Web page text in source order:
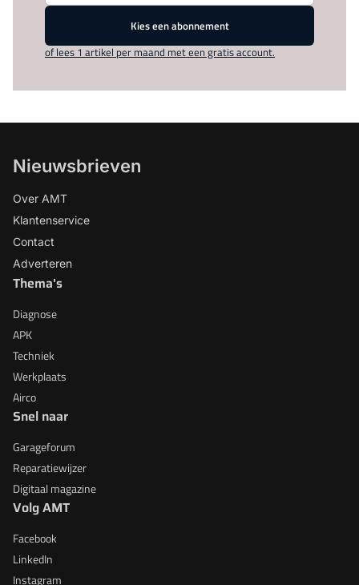
Kies een abonnement
of lees 1 artikel per maand met een gratis account.
Nieuwsbrieven
Over AMT
Klantenservice
Contact
Adverteren
Thema's
Diagnose
APK
Techniek
Werkplaats
Airco
Snel naar
Garageforum
Reparatiewijzer
Digitaal magazine
Volg AMT
Facebook
LinkedIn
Instagram